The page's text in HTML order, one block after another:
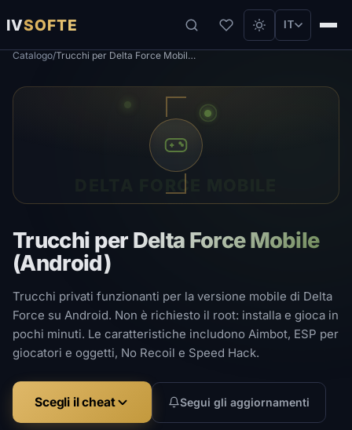
IVSOFTE IT
Catalogo/ Trucchi per Delta Force Mobile (Android)
Trucchi per Delta Force Mobile
(Android)
Trucchi privati ​​funzionanti per la versione mobile di Delta
Force su Android. Non è richiesto il root: installa e gioca in
pochi minuti. Le caratteristiche includono Aimbot, ESP per
giocatori e oggetti, No Recoil e Speed ​​Hack.
Scegli il cheat Segui gli aggiornamenti